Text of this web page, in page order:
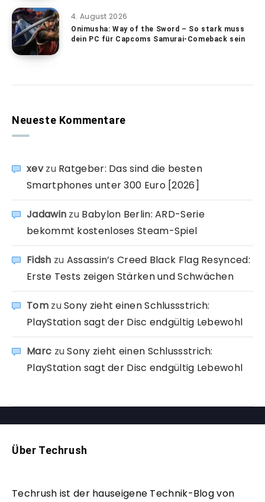
4. August 2026
Onimusha: Way of the Sword – So stark muss
dein PC für Capcoms Samurai-Comeback sein
Neueste Kommentare
xevzu Ratgeber: Das sind die besten
Smartphones unter 300 Euro [2026]
Jadawin zu Babylon Berlin: ARD-Serie
bekommt kostenloses Steam-Spiel
Fidsh zu Assassin’s Creed Black Flag Resynced:
Erste Tests zeigen Stärken und Schwächen
TomzuSony zieht einen Schlussstrich:
PlayStation sagt der Disc endgültig Lebewohl
Marc zuSony zieht einen Schlussstrich:
PlayStation sagt der Disc endgültig Lebewohl
Über Techrush
Techrush ist der hauseigene Technik-Blog von